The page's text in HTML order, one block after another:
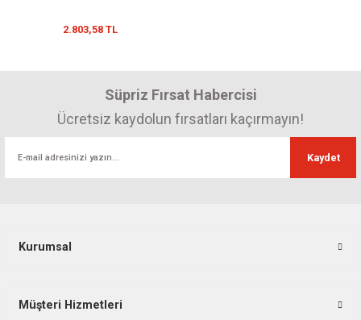
2.803,58 TL
Süpriz Fırsat Habercisi
Ücretsiz kaydolun fırsatları kaçırmayın!
Kaydet
Kurumsal
Müşteri Hizmetleri